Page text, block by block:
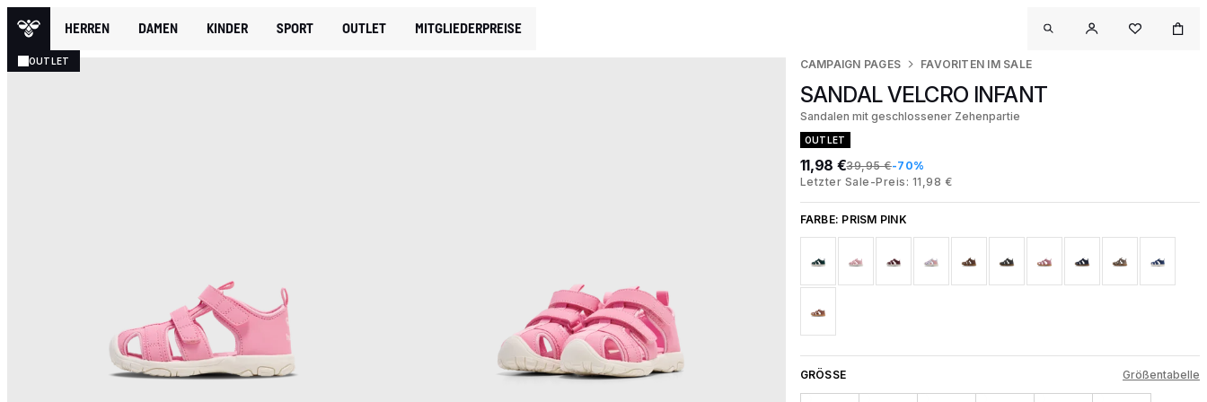
HERREN DAMEN KINDER SPORT OUTLET MITGLIEDERPREISE
OUTLET CAMPAIGN PAGES FAVORITEN IM SALE
SANDAL VELCRO INFANT
Sandalen mit geschlossener Zehenpartie
OUTLET
11,98 €39,95 €-70%
Letzter Sale-Preis: 11,98 €
FARBE: PRISM PINK
GRÖSSE Größentabelle